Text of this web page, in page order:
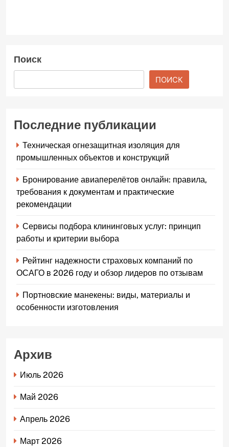
Поиск
ПОИСК
Последние публикации
Техническая огнезащитная изоляция для
промышленных объектов и конструкций
Бронирование авиаперелётов онлайн: правила,
требования к документам и практические
рекомендации
Сервисы подбора клининговых услуг: принцип
работы и критерии выбора
Рейтинг надежности страховых компаний по
ОСАГО в 2026 году и обзор лидеров по отзывам
Портновские манекены: виды, материалы и
особенности изготовления
Архив
Июль 2026
Май 2026
Апрель 2026
Март 2026